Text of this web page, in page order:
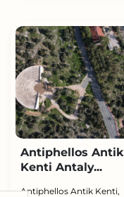
Antiphellos Antik
Kenti Antaly...
Antiphellos Antik Kenti,